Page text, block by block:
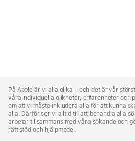
Footer
På Apple är vi alla olika – och det är vår
våra individuella olikheter, erfarenheter och
om att vi måste inkludera alla för att kunna
alla. Därför ser vi alltid till att behandla alla
arbetar tillsammans med våra sökande och
rätt stöd och hjälpmedel.